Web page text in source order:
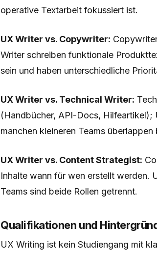
operative Textarbeit fokussiert ist.
UX Writer vs. Copywriter:
Writer schreiben funktionale
sein und haben unterschiedliche
UX Writer vs. Technical Writer:
(Handbücher, API-Docs, Hilfeartikel);
manchen kleineren Teams überlappen
UX Writer vs. Content Strategist:
Inhalte wann für wen erstellt werden.
Teams sind beide Rollen getrennt.
Qualifikationen und
UX Writing ist kein Studiengang mit